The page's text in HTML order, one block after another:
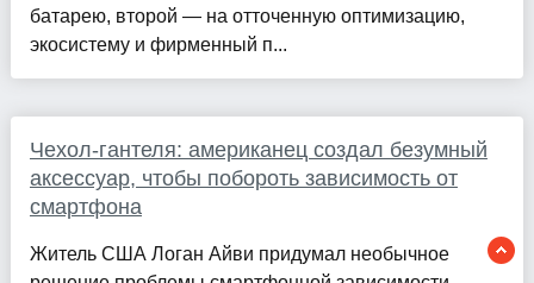
батарею, второй — на отточенную оптимизацию,
экосистему и фирменный п...
Чехол-гантеля: американец создал безумный
аксессуар, чтобы побороть зависимость от
смартфона
Житель США Логан Айви придумал необычное